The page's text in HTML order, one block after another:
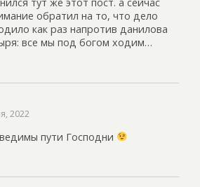
тут же этот пост. а сейчас
обратил на то, что дело
как раз напротив данилова
все мы под богом ходим…
2022
пути Господни